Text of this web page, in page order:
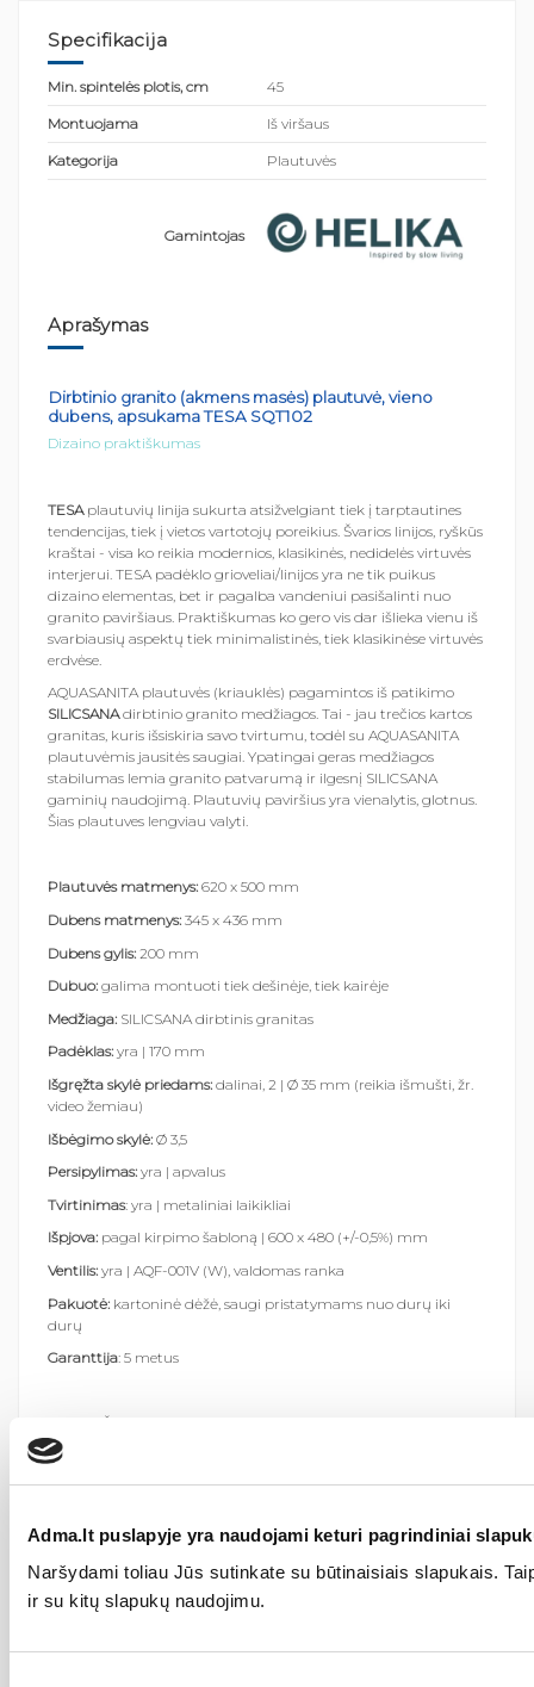
Adma.lt puslapyje yra naudojami keturi pagrindiniai
Naršydami toliau Jūs sutinkate su būtinaisiais slapukais.
ir su kitų slapukų naudojimu.
Specifikacija
Min. spintelės plotis, cm 45
Montuojama Iš viršaus
Kategorija Plautuvės
Gamintojas
Aprašymas
Dirbtinio granito (akmens masės) plautuvė, vieno
dubens, apsukama TESA SQT102
Dizaino praktiškumas
TESA plautuvių linija sukurta atsižvelgiant tiek į tarptautines
tendencijas, tiek į vietos vartotojų poreikius. Švarios linijos, ryškūs
kraštai - visa ko reikia modernios, klasikinės, nedidelės virtuvės
interjerui. TESA padėklo grioveliai/linijos yra ne tik puikus
dizaino elementas, bet ir pagalba vandeniui pasišalinti nuo
granito paviršiaus. Praktiškumas ko gero vis dar išlieka vienu iš
svarbiausių aspektų tiek minimalistinės, tiek klasikinėse virtuvės
erdvėse.
AQUASANITA plautuvės (kriauklės) pagamintos iš patikimo
SILICSANAdirbtinio granito medžiagos. Tai - jau trečios kartos
granitas, kuris išsiskiria savo tvirtumu, todėl su AQUASANITA
plautuvėmis jausitės saugiai. Ypatingai geras medžiagos
stabilumas lemia granito patvarumą ir ilgesnį SILICSANA
gaminių naudojimą. Plautuvių paviršius yra vienalytis, glotnus.
Šias plautuves lengviau valyti.
Plautuvės matmenys: 620 x 500 mm
Dubens matmenys: 345 x 436 mm
Dubens gylis: 200 mm
Dubuo: galima montuoti tiek dešinėje, tiek kairėje
Medžiaga: SILICSANA dirbtinis granitas
Padėklas: yra | 170 mm
Išgręžta skylė priedams: dalinai, 2 | Ø 35 mm (reikia išmušti, žr.
video žemiau)
Išbėgimo skylė: Ø 3,5
Persipylimas: yra | apvalus
Tvirtinimas: yra | metaliniai laikikliai
Išpjova: pagal kirpimo šabloną | 600 x 480 (+/-0,5%) mm
Ventilis: yra | AQF-001V (W), valdomas ranka
Pakuotė: kartoninė dėžė, saugi pristatymams nuo durų iki
durų
Garanttija: 5 metus
Šios elektroninės parduotuvės nuotraukose pateiktų
produktų spalva gali nežymiai skirtis nuo realaus gaminio, nes
granito sudėtyje vyrauja natūralūs užpildai ir pigmentai.